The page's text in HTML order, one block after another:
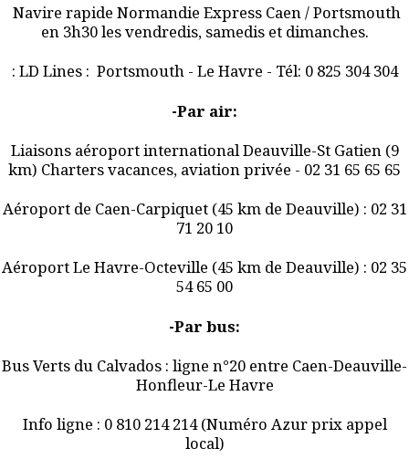
Navire rapide Normandie Express Caen / Portsmouth
en 3h30 les vendredis, samedis et dimanches.
: LD Lines : Portsmouth - Le Havre - Tél: 0 825 304 304
-Par air:
Liaisons aéroport international Deauville-St Gatien (9
km) Charters vacances, aviation privée - 02 31 65 65 65
Aéroport de Caen-Carpiquet (45 km de Deauville) : 02 31
71 20 10
Aéroport Le Havre-Octeville (45 km de Deauville) : 02 35
54 65 00
-Par bus:
Bus Verts du Calvados : ligne n°20 entre Caen-Deauville-
Honfleur-Le Havre
Info ligne : 0 810 214 214 (Numéro Azur prix appel
local)